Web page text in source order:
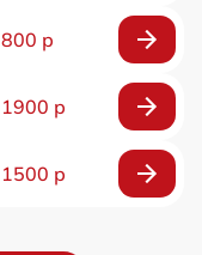
800 р
1900 р
1500 р